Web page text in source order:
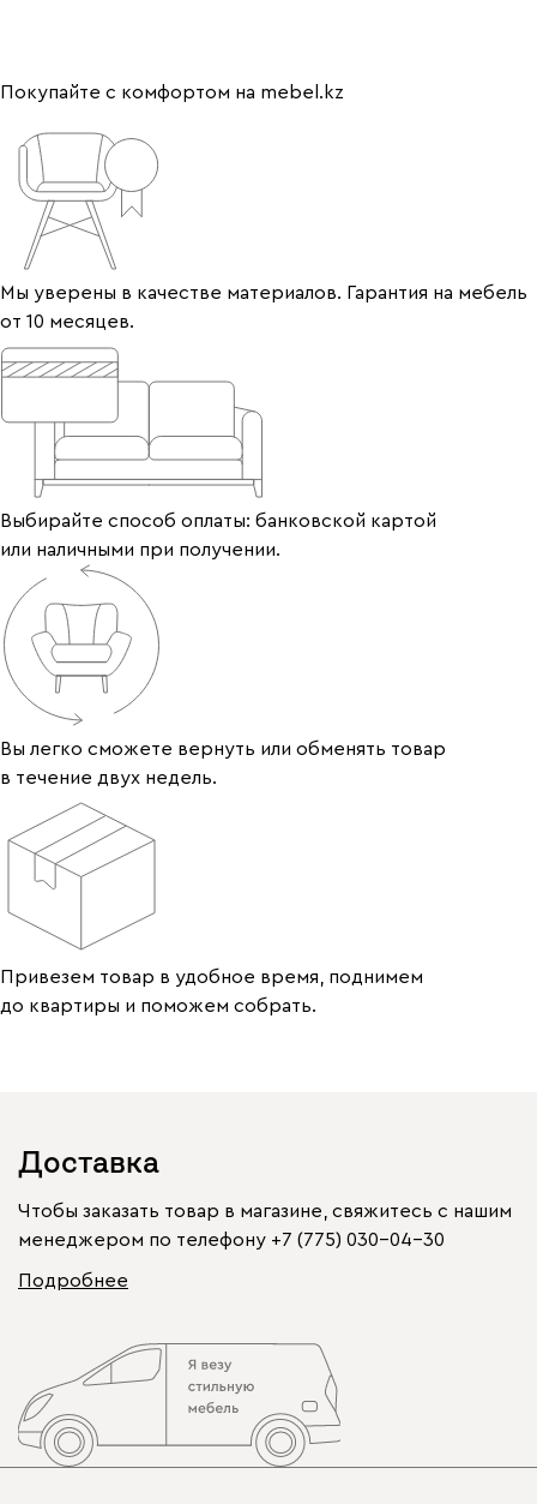
Покупайте с комфортом на mebel.kz
Мы уверены в качестве материалов. Гарантия на мебель
от 10 месяцев.
Выбирайте способ оплаты: банковской картой
или наличными при получении.
Вы легко сможете вернуть или обменять товар
в течение двух недель.
Привезем товар в удобное время, поднимем
до квартиры и поможем собрать.
Доставка
Чтобы заказать товар в магазине, свяжитесь с нашим
менеджером по телефону +7 (775) 030-04-30
Подробнее